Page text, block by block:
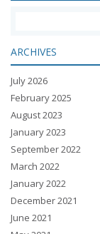
ARCHIVES
July 2026
February 2025
August 2023
January 2023
September 2022
March 2022
January 2022
December 2021
June 2021